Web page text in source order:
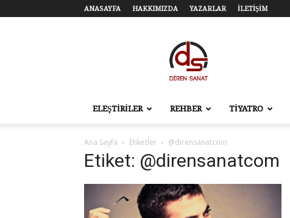
ANASAYFA HAKKIMIZDA YAZARLAR İLETİŞİM
Diren
Sanat
–
Tiyatro,
Sahne
ELEŞTİRİLER REHBER TİYATRO
Ana Sayfa Etiketler @dirensanatcom
Etiket: @dirensanatcom